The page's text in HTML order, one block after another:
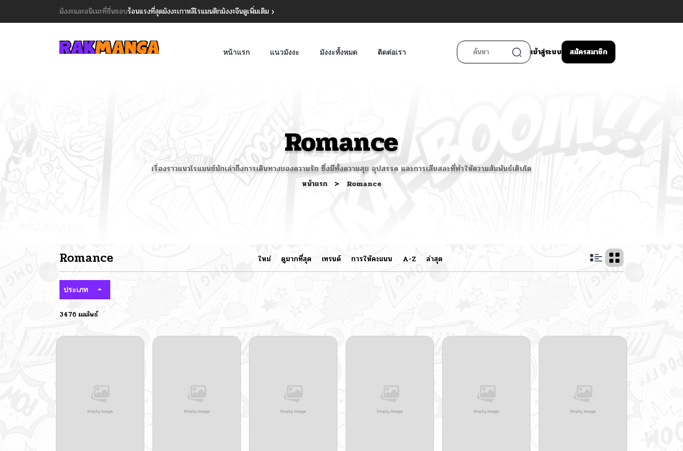
มังงะและอนิเมะที่ชื่นชอบร้อนแรงที่สุดมังงะเกาหลีโรแมนติกมังงะจีนดูเพิ่มเติม
หน้าแรก แนวมังงะ มังงะทั้งหมด ติดต่อเรา เข้าสู่ระบบ สมัครสมาชิก
Romance
เรื่องราวแนวโรแมนซ์มักเล่าถึงการเดินทางของความรัก ซึ่งมีทั้งความสุข อุปสรรค และการเสียสละที่ทำให้ความสัมพันธ์เติบโต
หน้าแรก > Romance
Romance ใหม่ ดูมากที่สุด เทรนด์ การให้คะแนน A-Z ล่าสุด
ประเภท
3476 ผลลัพธ์